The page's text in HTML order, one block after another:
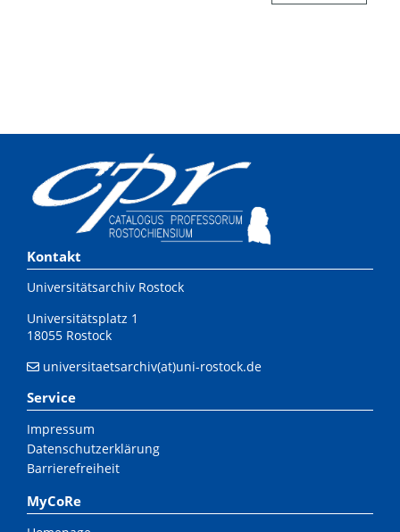
Kontakt
Universitätsarchiv Rostock
Universitätsplatz 1
18055 Rostock
universitaetsarchiv(at)uni-rostock.de
Service
Impressum
Datenschutzerklärung
Barrierefreiheit
MyCoRe